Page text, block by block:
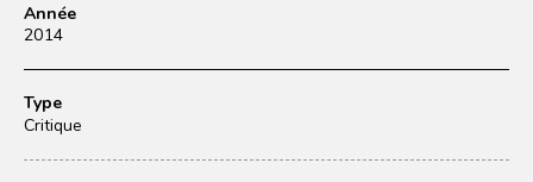
Année
2014
Type
Critique